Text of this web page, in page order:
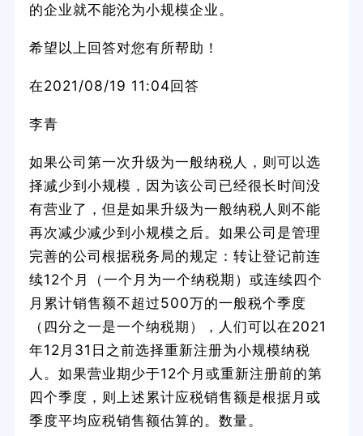
的企业就不能沦为小规模企业。
希望以上回答对您有所帮助！
在2021/08/19 11:04回答
李青
如果公司第一次升级为一般纳税人，则可以选
择减少到小规模，因为该公司已经很长时间没
有营业了，但是如果升级为一般纳税人则不能
再次减少减少到小规模之后。如果公司是管理
完善的公司根据税务局的规定：转让登记前连
续12个月（一个月为一个纳税期）或连续四个
月累计销售额不超过500万的一般税个季度
（四分之一是一个纳税期），人们可以在2021
年12月31日之前选择重新注册为小规模纳税
人。如果营业期少于12个月或重新注册前的第
四个季度，则上述累计应税销售额是根据月或
季度平均应税销售额估算的。数量。